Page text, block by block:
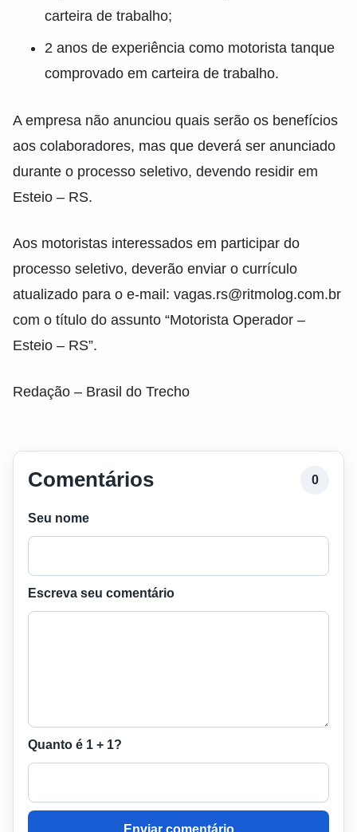
carteira de trabalho;
2 anos de experiência como motorista tanque
comprovado em carteira de trabalho.
A empresa não anunciou quais serão os benefícios
aos colaboradores, mas que deverá ser anunciado
durante o processo seletivo, devendo residir em
Esteio – RS.
Aos motoristas interessados em participar do
processo seletivo, deverão enviar o currículo
atualizado para o e-mail: vagas.rs@ritmolog.com.br
com o título do assunto “Motorista Operador –
Esteio – RS”.
Redação – Brasil do Trecho
Comentários 0
Seu nome
Escreva seu comentário
Quanto é 1 + 1?
Enviar comentário